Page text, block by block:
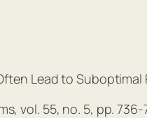
Lead to
, vol. 55, no. 5, pp.